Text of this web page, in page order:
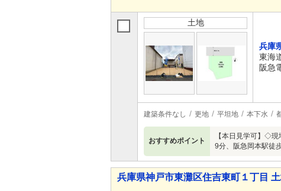
土地
兵庫
東海
阪急
建築条件なし 更地 平坦地 本下水
おすすめポイント
【本日見学可】◇
9分、阪急岡本駅徒
兵庫県神戸市東灘区住吉東町１丁目